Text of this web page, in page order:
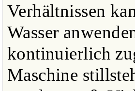
Verhältnissen
Wasser
kontinuierlich
Maschine